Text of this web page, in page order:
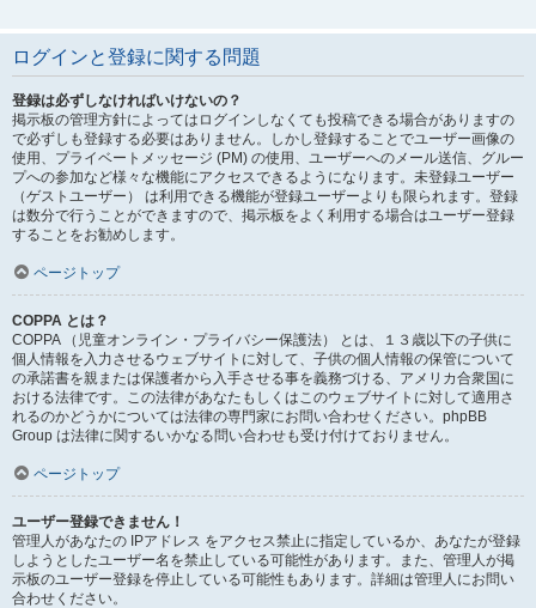
ログインと登録に関する問題
登録は必ずしなければいけないの？
掲示板の管理方針によってはログインしなくても投稿できる場合がありますの
で必ずしも登録する必要はありません。しかし登録することでユーザー画像の
使用、プライベートメッセージ (PM) の使用、ユーザーへのメール送信、グルー
プへの参加など様々な機能にアクセスできるようになります。未登録ユーザー
（ゲストユーザー） は利用できる機能が登録ユーザーよりも限られます。登録
は数分で行うことができますので、掲示板をよく利用する場合はユーザー登録
することをお勧めします。
ページトップ
COPPA とは？
COPPA （児童オンライン・プライバシー保護法） とは、１３歳以下の子供に
個人情報を入力させるウェブサイトに対して、子供の個人情報の保管について
の承諾書を親または保護者から入手させる事を義務づける、アメリカ合衆国に
おける法律です。この法律があなたもしくはこのウェブサイトに対して適用さ
れるのかどうかについては法律の専門家にお問い合わせください。phpBB
Group は法律に関するいかなる問い合わせも受け付けておりません。
ページトップ
ユーザー登録できません！
管理人があなたの IPアドレス をアクセス禁止に指定しているか、あなたが登録
しようとしたユーザー名を禁止している可能性があります。また、管理人が掲
示板のユーザー登録を停止している可能性もあります。詳細は管理人にお問い
合わせください。